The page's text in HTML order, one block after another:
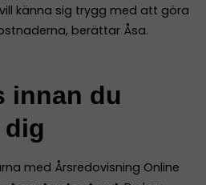
känna sig trygg med att göra
berättar Åsa.
innan du
dig
med Årsredovisning Online